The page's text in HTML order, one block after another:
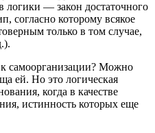
логики — закон достаточного
согласно которому всякое
только в том случае,
самоорганизации? Можно
ей. Но это логическая
когда в качестве
истинность которых еще